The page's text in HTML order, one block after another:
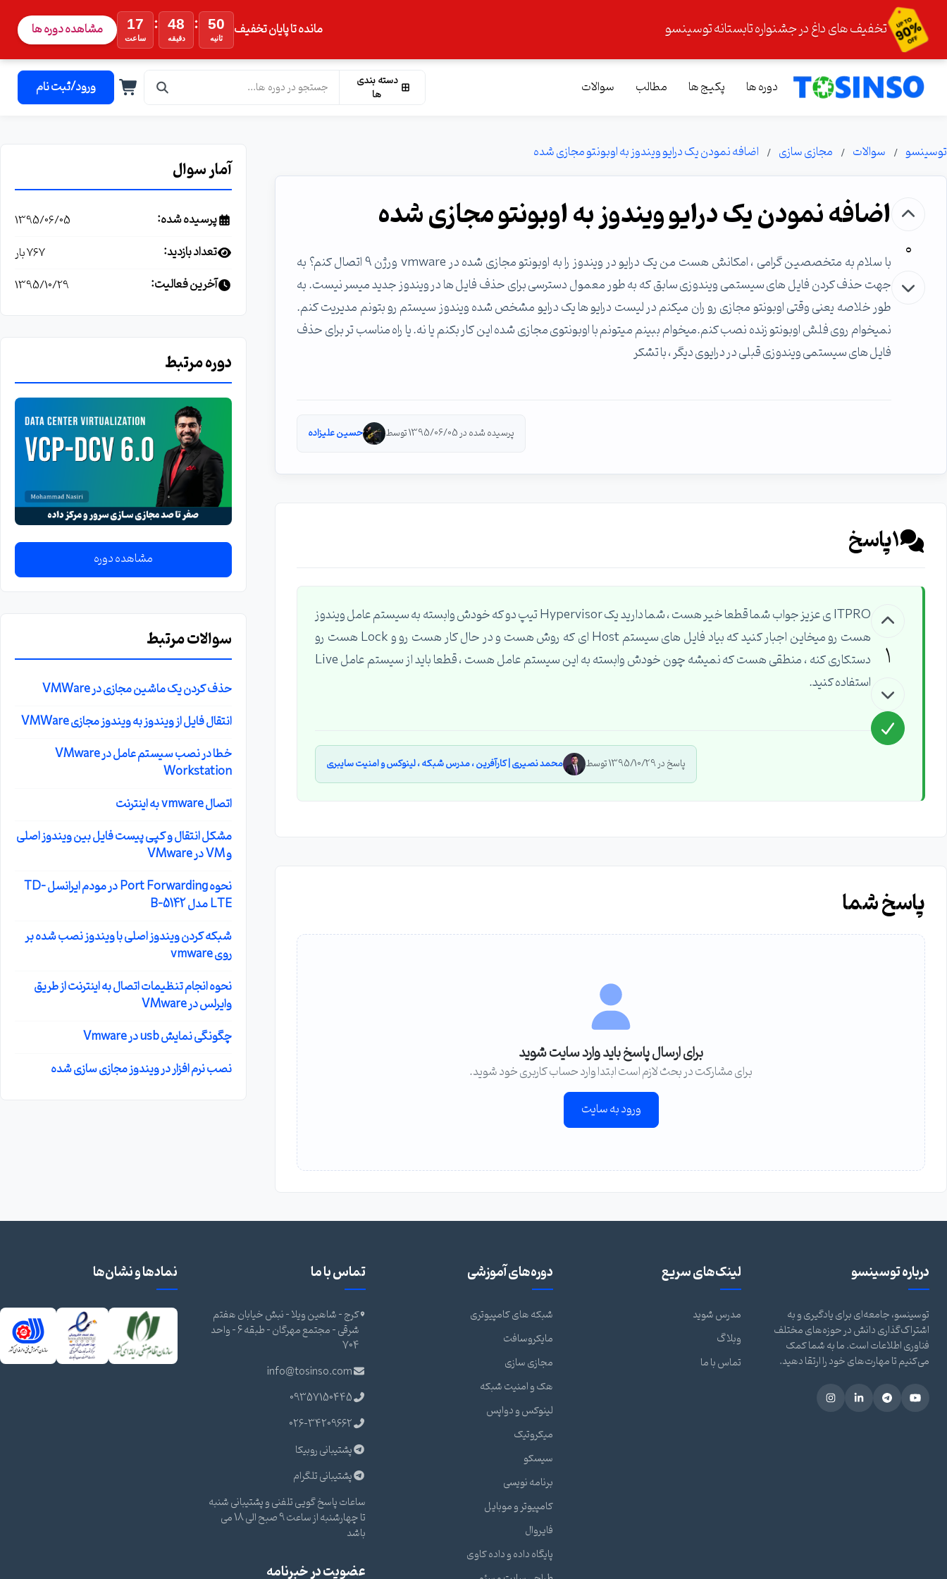
تخفیف های داغ در جشنواره تابستانه توسینسو مانده تا پایان تخفیف 17
ساعت
: 48
دقیقه
: 50
ثانیه مشاهده دوره ها
دوره ها پکیج ها مطالب سوالات
دسته بندی
ها
ورود/ثبت نام
توسینسو سوالات مجازی سازی اضافه نمودن یک درایو ویندوز به اوبونتو مجازی شده
0
اضافه نمودن یک درایو ویندوز به اوبونتو مجازی شده
با سلام به متخصصین گرامی ، امکانش هست من یک درایو در ویندوز را به اوبونتو مجازی شده در vmware ورژن 9 اتصال کنم؟ به
جهت حذف کردن فایل های سیستمی ویندوزی سابق که به طور معمول دسترسی برای حذف فایل ها در ویندوز جدید میسر نیست. به
طور خلاصه یعنی وقتی اوبونتو مجازی رو ران میکنم در لیست درایو ها یک درایو مشخص شده ویندوز سیستم رو بتونم مدیریت کنم.
نمیخوام روی فلش اوبونتو زنده نصب کنم.میخوام ببینم میتونم با اوبونتوی مجازی شده این کار بکنم یا نه. یا راه مناسب تر برای حذف
فایل های سیستمی ویندوزی قبلی در درایوی دیگر ، با تشکر
پرسیده شده در 1395/06/05 توسط حسین علیزاده
1پاسخ
1
ITPRO ی عزیز جواب شما قطعا خیر هست ، شما دارید یک Hypervisor تیپ دو که خودش وابسته به سیستم عامل ویندوز
هست رو میخاین اجبار کنید که بیاد فایل های سیستم Host ای که روش هست و در حال کار هست رو و Lock هست رو
دستکاری کنه ، منطقی هست که نمیشه چون خودش وابسته به این سیستم عامل هست ، قطعا باید از سیستم عامل Live
استفاده کنید.
پاسخ در 1395/10/29 توسط محمد نصیری | کارآفرین ، مدرس شبکه ، لینوکس و امنیت سایبری
پاسخ شما
برای ارسال پاسخ باید وارد سایت شوید
برای مشارکت در بحث لازم است ابتدا وارد حساب کاربری خود شوید.
ورود به سایت
آمار سوال
پرسیده شده: 1395/06/05
تعداد بازدید: 767 بار
آخرین فعالیت: 1395/10/29
دوره مرتبط
مشاهده دوره
سوالات مرتبط
حذف کردن یک ماشین مجازی در VMWare
انتقال فایل از ویندوز به ویندوز مجازی VMWare
خطا در نصب سیستم عامل در VMware
Workstation
اتصال vmware به اینترنت
مشکل انتقال و کپی پیست فایل بین ویندوز اصلی
و VM در VMware
نحوه Port Forwarding در مودم ایرانسل TD-
LTE مدل B-5142
شبکه کردن ویندوز اصلی با ویندوز نصب شده بر
روی vmware
نحوه انجام تنظیمات اتصال به اینترنت از طریق
وایرلس در VMware
چگونگی نمایش usb در Vmware
نصب نرم افزار در ویندوز مجازی سازی شده
درباره توسینسو
توسینسو، جامعه‌ای برای یادگیری و به
اشتراک‌گذاری دانش در حوزه‌های مختلف
فناوری اطلاعات است. ما به شما کمک
می‌کنیم تا مهارت‌های خود را ارتقا دهید.
لینک‌های سریع
مدرس شوید
وبلاگ
تماس با ما
دوره‌های آموزشی
شبکه های کامپیوتری
مایکروسافت
مجازی سازی
هک و امنیت شبکه
لینوکس و دواپس
میکروتیک
سیسکو
برنامه نویسی
کامپیوتر و موبایل
فایروال
پایگاه داده و داده کاوی
تماس با ما
کرج - شاهین ویلا - نبش خیابان هفتم
شرقی - مجتمع مهرگان - طبقه 6 - واحد
704
info@tosinso.com
09357150445
026-34209662
پشتیبانی روبیکا
پشتیبانی تلگرام
ساعات پاسخ گویی تلفنی و پشتیبانی شنبه
تا چهارشنبه از ساعت 9 صبح الی 18 می
باشد
عضویت در خبرنامه
نمادها و نشان‌ها